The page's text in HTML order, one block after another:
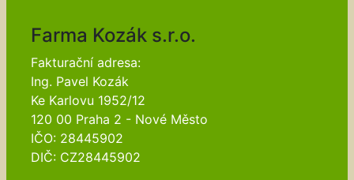
Farma Kozák s.r.o.
Fakturační adresa:
Ing. Pavel Kozák
Ke Karlovu 1952/12
120 00 Praha 2 - Nové Město
IČO: 28445902
DIČ: CZ28445902